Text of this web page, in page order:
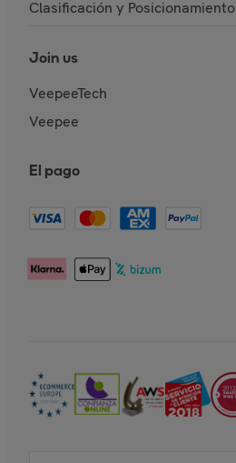
Clasificación y Posicionamiento
Join us
VeepeeTech
Veepee
El pago